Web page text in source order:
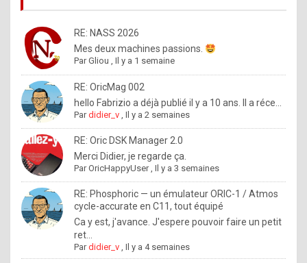
%
a
d
e
b
y
R
o
l
e
.
RE: NASS 2026
Mes deux machines passions.
ParGliou ,Il y a 1 semaine
RE: OricMag 002
hello Fabrizio a déjà publié il y a 10 ans. Il a réce...
Pardidier_v ,Il y a 2 semaines
RE: Oric DSK Manager 2.0
Merci Didier, je regarde ça.
ParOricHappyUser,Il y a 3 semaines
RE: Phosphoric — un émulateur ORIC-1 / Atmos
cycle-accurate en C11, tout équipé
Ca y est, j'avance. J'espere pouvoir faire un petit
ret...
Pardidier_v ,Il y a 4 semaines